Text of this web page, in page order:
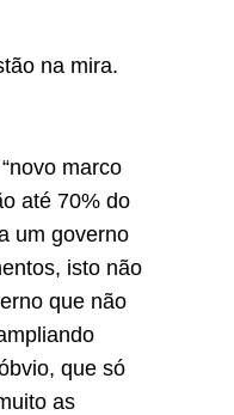
na mira.
marco
até 70% do
um governo
isto não
que não
que só
as